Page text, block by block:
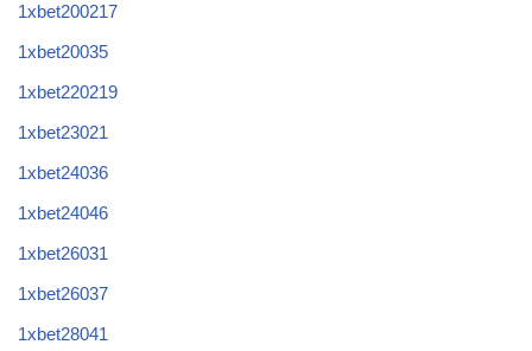
1xbet200217
1xbet20035
1xbet220219
1xbet23021
1xbet24036
1xbet24046
1xbet26031
1xbet26037
1xbet28041